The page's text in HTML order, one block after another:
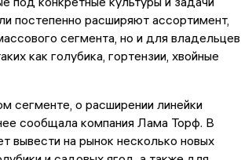
постепенно расширяют ассортимент,
сегмента, но и для владельцев
как голубика, гортензии, хвойные
сегменте, о расширении линейки
сообщала компания Лама Торф. В
вывести на рынок несколько новых